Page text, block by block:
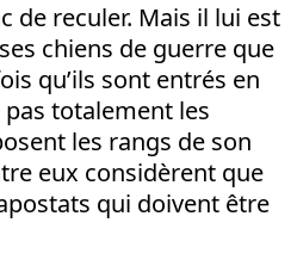
de reculer. Mais il lui est
chiens de guerre que
qu’ils sont entrés en
totalement les
les rangs de son
eux considèrent que
qui doivent être